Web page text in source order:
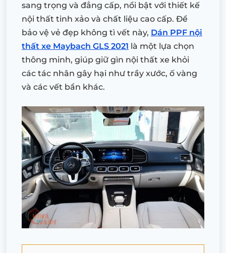
sang trọng và đẳng cấp, nổi bật với thiết kế
nội thất tinh xảo và chất liệu cao cấp. Để
bảo vệ vẻ đẹp không tì vết này, Dán PPF nội
thất xe Maybach GLS 2021 là một lựa chọn
thông minh, giúp giữ gìn nội thất xe khỏi
các tác nhân gây hại như trầy xước, ố vàng
và các vết bẩn khác.